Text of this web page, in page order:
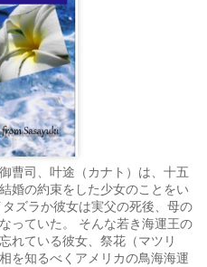
曹司、叶途（カナト）は、十五
婚の約束をした少女のことをい
ズラか彼女は実父の死後、母の
っていた。 そんな若き海運王の
れている彼女、祭花（マツリ
を知るべくアメリカの鳥海海運